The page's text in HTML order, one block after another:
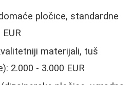
pločice, standardne
materijali, tuš
2.000 - 3.000 EUR